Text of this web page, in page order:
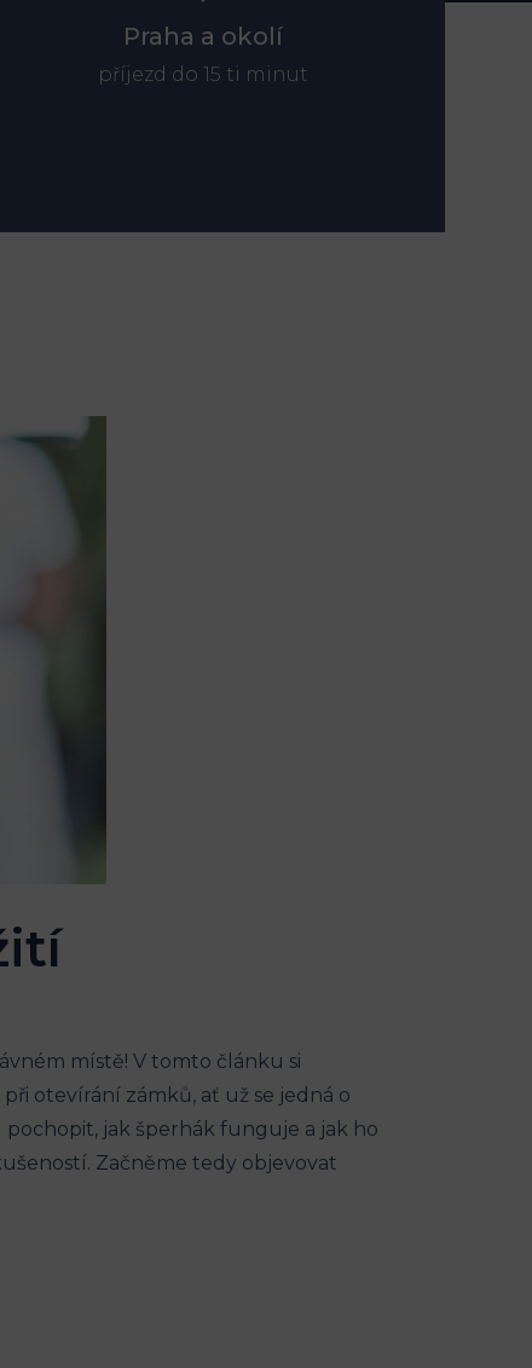
Praha a okolí
příjezd do 15 ti minut
místě! V tomto článku si
otevírání zámků, ať už se jedná o
jak šperhák funguje a jak ho
Začněme tedy objevovat